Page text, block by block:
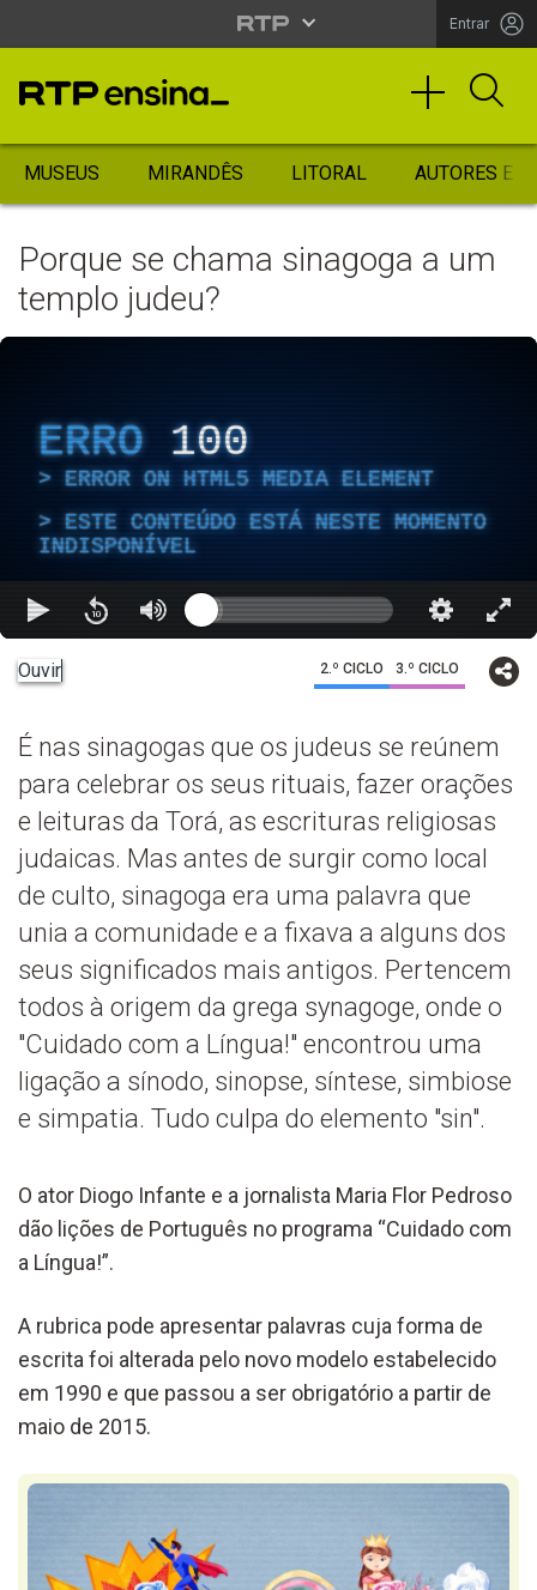
Entrar
MUSEUS MIRANDÊS LITORAL AUTORES
Porque se chama sinagoga a um
templo judeu?
ERRO 100
ERROR ON HTML5 MEDIA ELEMENT
ESTE CONTEÚDO ESTÁ NESTE MOMENTO
INDISPONÍVEL
Ouvir 2.º CICLO 3.º CICLO
É nas sinagogas que os judeus se reúnem
para celebrar os seus rituais, fazer orações
e leituras da Torá, as escrituras religiosas
judaicas. Mas antes de surgir como local
de culto, sinagoga era uma palavra que
unia a comunidade e a fixava a alguns dos
seus significados mais antigos. Pertencem
todos à origem da grega synagoge, onde o
"Cuidado com a Língua!" encontrou uma
ligação a sínodo, sinopse, síntese, simbiose
e simpatia. Tudo culpa do elemento "sin".
O ator Diogo Infante e a jornalista Maria Flor Pedroso
dão lições de Português no programa “Cuidado com
a Língua!”.
A rubrica pode apresentar palavras cuja forma de
escrita foi alterada pelo novo modelo estabelecido
em 1990 e que passou a ser obrigatório a partir de
maio de 2015.